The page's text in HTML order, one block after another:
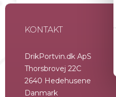
v
KONTAKT
DrikPortvin.dk ApS
Thorsbrovej 22C
2640 Hedehusene
Danmark